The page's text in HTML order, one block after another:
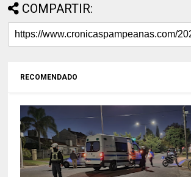
COMPARTIR:
RECOMENDADO